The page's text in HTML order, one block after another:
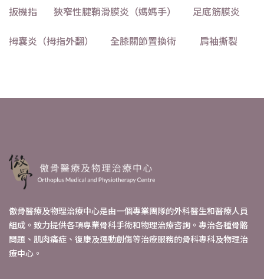
扳機指 狹窄性腱鞘滑膜炎（媽媽手） 足底筋膜炎
拇囊炎（拇指外翻） 全膝關節置換術 肩袖撕裂
傲骨醫療及物理治療中心是由一個專業團隊的外科醫生和醫療人員
組成。致力提供各項專業骨科手術和物理治療咨詢。專治各種骨骼
問題、肌肉痛症、復康及運動創傷等治療服務的骨科專科及物理治
療中心。